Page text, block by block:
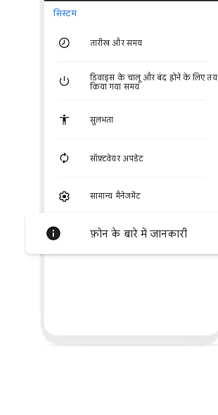
सिस्टम
तारीख और समय
डिवाइस के चालू और बंद होने के लिए तय
किया गया समय
सुलभता
सॉफ़्टवेयर अपडेट
सामान्य मैनेजमेंट
फ़ोन के बारे में जानकारी